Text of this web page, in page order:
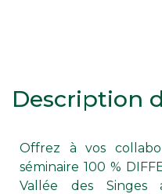
Description
Offrez à vos
séminaire 100 % DIFFERENT. 100 % INSOLITE La
Vallée des